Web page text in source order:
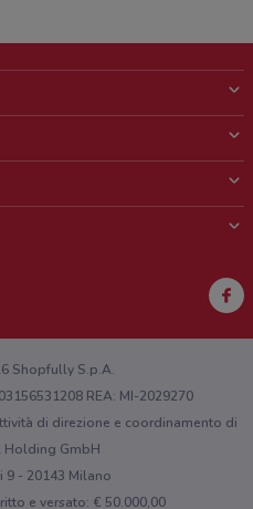
Shopfully S.p.A.
REA: MI-2029270
di direzione e coordinamento di
Holding GmbH
9 - 20143 Milano
e versato: € 50.000,00